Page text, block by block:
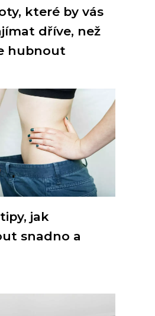
které by vás
dříve, než
hubnout
jak
snadno a